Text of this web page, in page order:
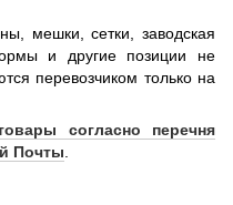
мешки, сетки, заводская
и другие позиции не
перевозчиком только на
согласно перечня
Почты.